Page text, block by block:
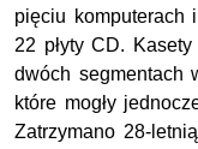
pięciu komputerach
22 płyty CD.
dwóch segmentach
które mogły
Zatrzymano 28-